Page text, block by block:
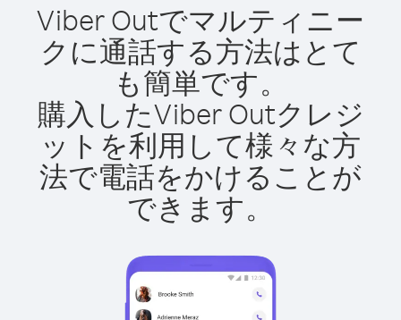
Viber Outでマルティニー
クに通話する方法はとて
も簡単です。
購入したViber Outクレジ
ットを利用して様々な方
法で電話をかけることが
できます。